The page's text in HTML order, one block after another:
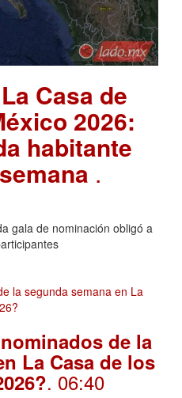
Casa de
2026:
habitante
.
gala de nominación obligó a
de la
La Casa de los
. 06:40